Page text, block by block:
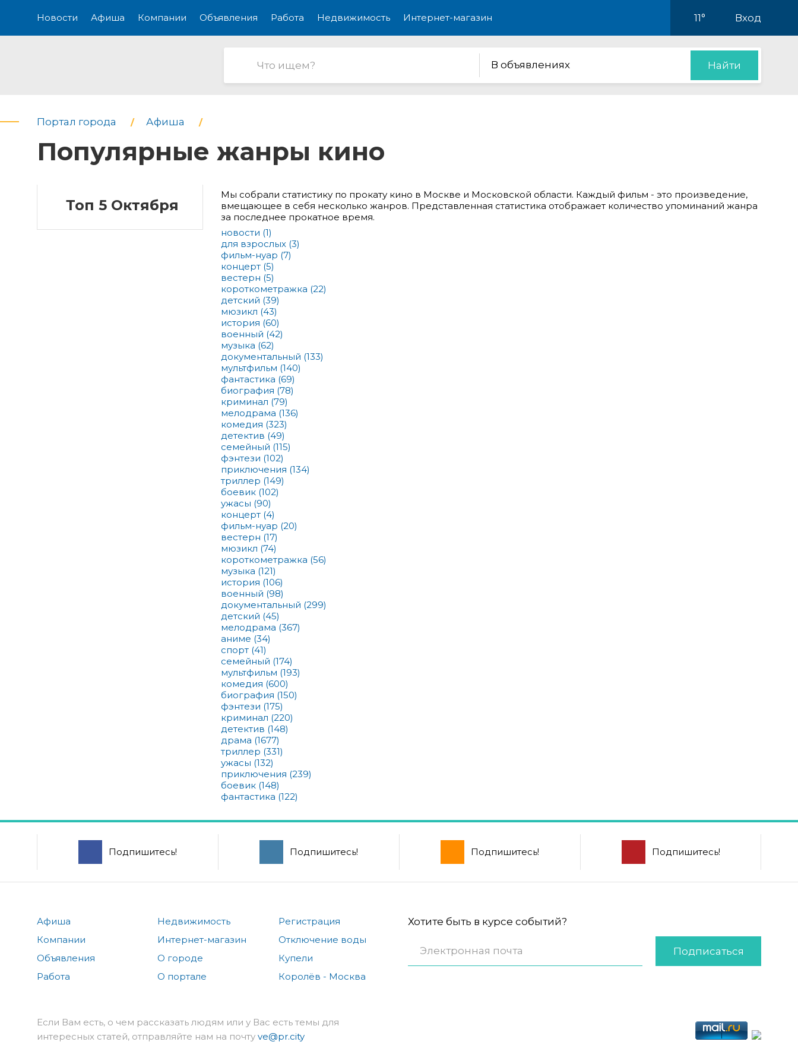
Новости Афиша Компании Объявления Работа Недвижимость Интернет-магазин 11° Вход
В объявлениях Найти
Портал города Афиша
Популярные жанры кино
Топ 5 Октября
Мы собрали статистику по прокату кино в Москве и Московской области. Каждый фильм - это произведение,
вмещающее в себя несколько жанров. Представленная статистика отображает количество упоминаний жанра
за последнее прокатное время.
новости (1)
для взрослых (3)
фильм-нуар (7)
концерт (5)
вестерн (5)
короткометражка (22)
детский (39)
мюзикл (43)
история (60)
военный (42)
музыка (62)
документальный (133)
мультфильм (140)
фантастика (69)
биография (78)
криминал (79)
мелодрама (136)
комедия (323)
детектив (49)
семейный (115)
фэнтези (102)
приключения (134)
триллер (149)
боевик (102)
ужасы (90)
концерт (4)
фильм-нуар (20)
вестерн (17)
мюзикл (74)
короткометражка (56)
музыка (121)
история (106)
военный (98)
документальный (299)
детский (45)
мелодрама (367)
аниме (34)
спорт (41)
семейный (174)
мультфильм (193)
комедия (600)
биография (150)
фэнтези (175)
криминал (220)
детектив (148)
драма (1677)
триллер (331)
ужасы (132)
приключения (239)
боевик (148)
фантастика (122)
Подпишитесь! Подпишитесь! Подпишитесь! Подпишитесь!
Афиша
Компании
Объявления
Работа
Недвижимость
Интернет-магазин
О городе
О портале
Регистрация
Отключение воды
Купели
Королёв - Москва
Хотите быть в курсе событий?
Подписаться
Если Вам есть, о чем рассказать людям или у Вас есть темы для
интересных статей, отправляйте нам на почту ve@pr.city